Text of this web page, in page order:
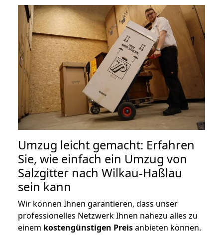
Umzug leicht gemacht: Erfahren
Sie, wie einfach ein Umzug von
Salzgitter nach Wilkau-Haßlau
sein kann
Wir können Ihnen garantieren, dass unser
professionelles Netzwerk Ihnen nahezu alles zu
einem kostengünstigen Preisanbieten können.